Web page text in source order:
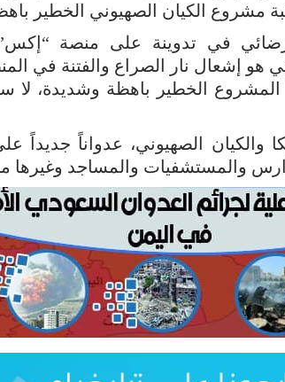
مشروع الكيان الصهيوني الخطير
رضائي في تدوينة على منصة
هو إشعال نار الصراع والفتنة في
المشروع الخطير باهظة وشديدة،
والمستشفيات والمساجد وغيرها